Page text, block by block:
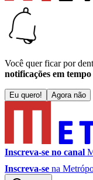
Você quer ficar por
notificações em
Eu quero! Agora não
Inscreva-se no canal
Inscreva-se na